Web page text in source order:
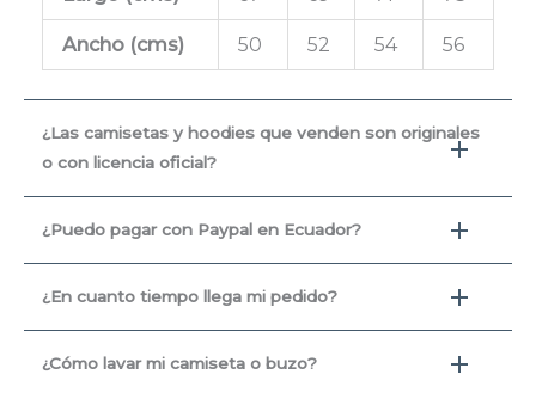
Ancho (cms) 50 52 54 56
¿Las camisetas y hoodies que venden son originales
o con licencia oficial?
¿Puedo pagar con Paypal en Ecuador?
¿En cuanto tiempo llega mi pedido?
¿Cómo lavar mi camiseta o buzo?